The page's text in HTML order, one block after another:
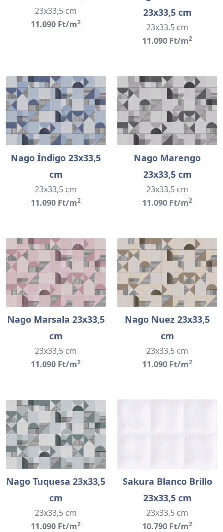
23x33,5 cm
11.090 Ft/m2
23x33,5 cm
23x33,5 cm
11.090 Ft/m2
Nago Índigo 23x33,5
cm
23x33,5 cm
11.090 Ft/m2
Nago Marengo
23x33,5 cm
23x33,5 cm
11.090 Ft/m2
Nago Marsala 23x33,5
cm
23x33,5 cm
11.090 Ft/m2
Nago Nuez 23x33,5
cm
23x33,5 cm
11.090 Ft/m2
Nago Tuquesa 23x33,5
cm
23x33,5 cm
11.090 Ft/m2
Sakura Blanco Brillo
23x33,5 cm
23x33,5 cm
10.790 Ft/m2